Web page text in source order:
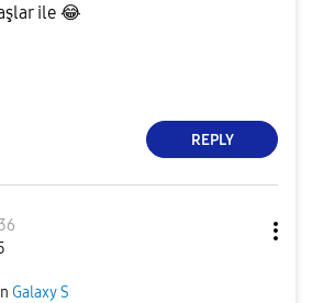
ile 😂
REPLY
Galaxy S